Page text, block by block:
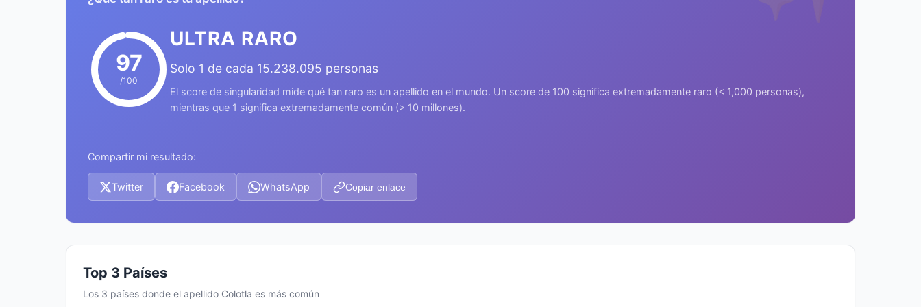
97
/100
ULTRA RARO
Solo 1 de cada 15.238.095 personas
El score de singularidad mide qué tan raro es un apellido en el mundo. Un score de 100 significa extremadamente raro (< 1,000 personas),
mientras que 1 significa extremadamente común (> 10 millones).
Compartir mi resultado:
Twitter Facebook WhatsApp Copiar enlace
Top 3 Países
Los 3 países donde el apellido Colotla es más común